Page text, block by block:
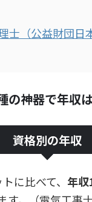
士（公益財団日
の神器で年収
資格別の年収
に比べて、 年